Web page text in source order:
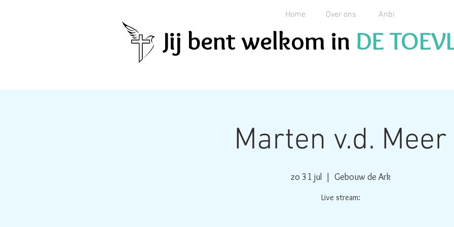
Jij bent welkom in DE
Home Over ons Anbi
Marten v.d. Meer
zo 31 jul
  |
Gebouw de Ark
Live stream: